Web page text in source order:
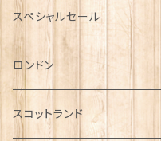
ミニカー
チャーム
犬グッズ
スペシャルセール
ロンドン
スコットランド